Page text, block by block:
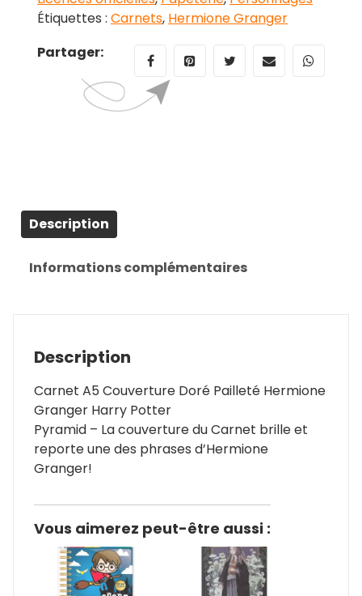
Étiquettes : Carnets, Hermione Granger
Partager:
Description
Informations complémentaires
Description
Carnet A5 Couverture Doré Pailleté Hermione
Granger Harry Potter
Pyramid – La couverture du Carnet brille et
reporte une des phrases d’Hermione
Granger!
Vous aimerez peut-être aussi :